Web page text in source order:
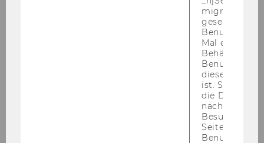
migrieren.
gesetzt,
Benutzer
Mal eine
Behält die
Benutzer-ID
diese Seite
ist. Stellt
die Daten von
Besuchen
Seite
Benutzer-ID